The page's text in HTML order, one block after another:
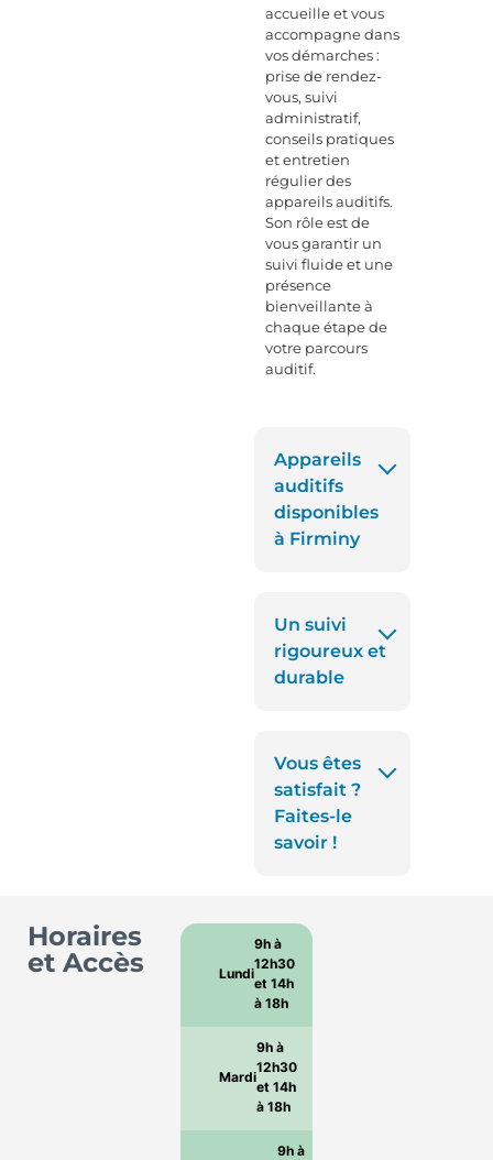
accueille et vous
accompagne dans
vos démarches :
prise de rendez-
vous, suivi
administratif,
conseils pratiques
et entretien
régulier des
appareils auditifs.
Son rôle est de
vous garantir un
suivi fluide et une
présence
bienveillante à
chaque étape de
votre parcours
auditif.
Appareils
auditifs
disponibles
à Firminy
Un suivi
rigoureux et
durable
Vous êtes
satisfait ?
Faites-le
savoir !
Horaires
et Accès
Lundi
9h à
12h30
et 14h
à 18h
Mardi
9h à
12h30
et 14h
à 18h
9h à